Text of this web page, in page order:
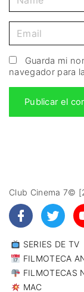
Guarda mi
navegador para
Club Cinema 7©
SERIES DE TV
FILMOTECA
FILMOTECAS
MAC